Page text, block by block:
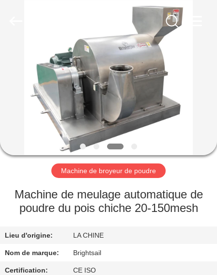
MAISON
PRODUITS
VIDÉOS
AU
SUJET
NOUS
DE
L'USINE
Machine de broyeur de poudre
Machine de meulage automatique de
poudre du pois chiche 20-150mesh
Lieu d'origine: LA CHINE
Nom de marque: Brightsail
Certification: CE ISO